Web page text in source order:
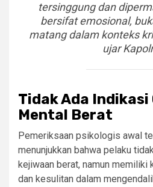
tersinggung dan
bersifat emosional,
matang dalam konteks
ujar
Tidak Ada Indikasi
Mental Berat
Pemeriksaan psikologis awal
menunjukkan bahwa pelaku
kejiwaan berat, namun
dan kesulitan dalam